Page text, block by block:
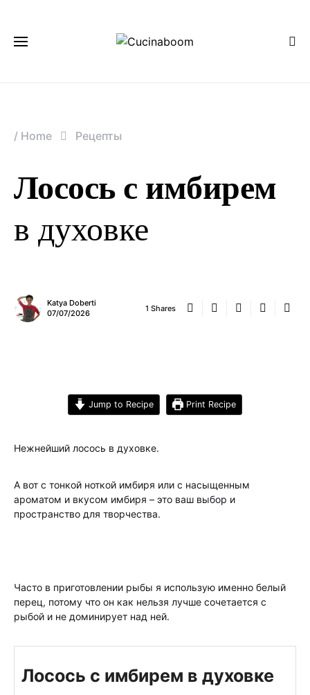
/ Home Рецепты
Лосось с имбирем
в духовке
Katya Doberti
07/07/2026
1 Shares
Jump to Recipe Print Recipe
Нежнейший лосось в духовке.
А вот с тонкой ноткой имбиря или с насыщенным
ароматом и вкусом имбиря – это ваш выбор и
пространство для творчества.
Часто в приготовлении рыбы я использую именно белый
перец, потому что он как нельзя лучше сочетается с
рыбой и не доминирует над ней.
Лосось с имбирем в духовке